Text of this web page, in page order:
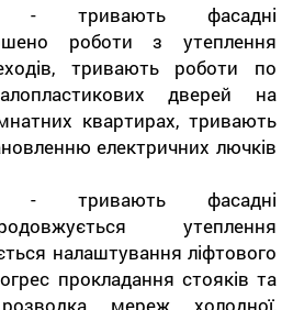
- тривають фасадні
роботи з утеплення
тривають роботи по
дверей на
квартирах, тривають
електричних лючків
- тривають фасадні
утеплення
налаштування ліфтового
прокладання стояків та
мереж холодної,